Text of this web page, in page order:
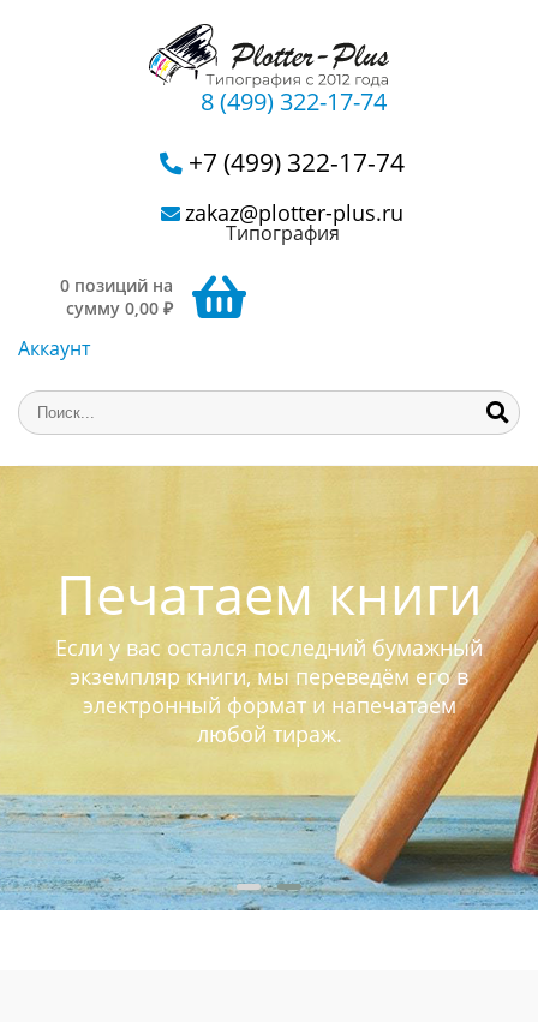
8 (499) 322-17-74
+7 (499) 322-17-74
zakaz@plotter-plus.ru
Типография
0 позиций на
сумму 0,00 ₽
Аккаунт
Печатаем книги
Если у вас остался последний бумажный
экземпляр книги, мы переведём его в
электронный формат и напечатаем
любой тираж.